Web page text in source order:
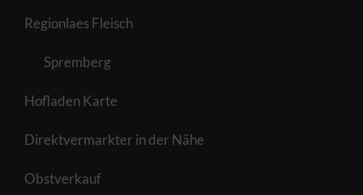
Regionlaes Fleisch
Spremberg
Hofladen Karte
Direktvermarkter in der Nähe
Obstverkauf